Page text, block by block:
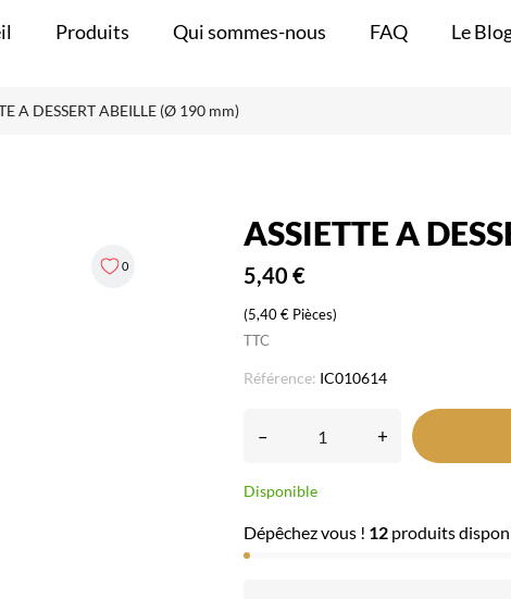
Produits Qui sommes-nous FAQ Le
A DESSERT ABEILLE (Ø 190 mm)
0
ASSIETTE A
5,40 €
(5,40 € Pièces)
TTC
Référence: IC010614
– +
Disponible
Dépêchez vous ! 12 produits